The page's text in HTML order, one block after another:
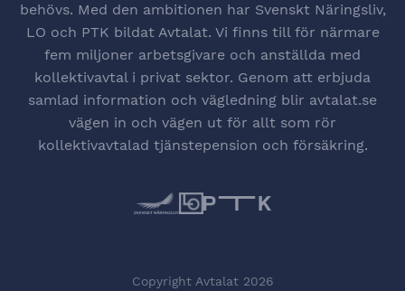
behövs. Med den ambitionen har Svenskt Näringsliv,
LO och PTK bildat Avtalat. Vi finns till för närmare
fem miljoner arbetsgivare och anställda med
kollektivavtal i privat sektor. Genom att erbjuda
samlad information och vägledning blir avtalat.se
vägen in och vägen ut för allt som rör
kollektivavtalad tjänstepension och försäkring.
Copyright Avtalat 2026